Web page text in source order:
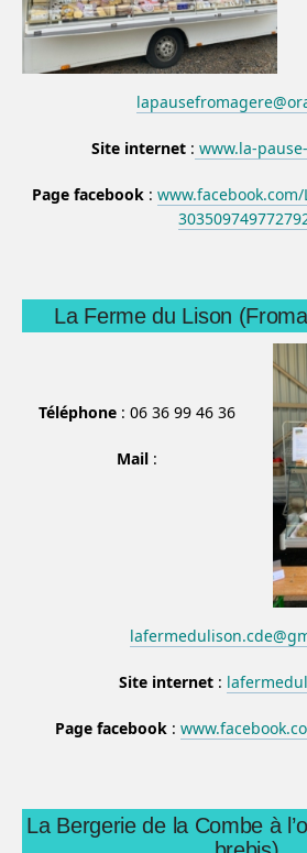
Site internet: www.la-
Page facebook :
La Ferme du Lison
Téléphone: 06 36 99 46 36
Mail:
Site internet :
Page facebook:
La Bergerie de la Combe à